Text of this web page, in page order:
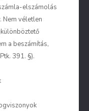
elszámolás
Nem véletlen
a beszámítás,
391. §).